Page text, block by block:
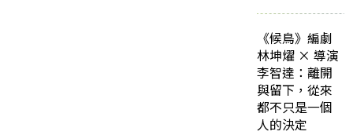
《候鳥》編劇
林坤燿 × 導演
李智達：離開
與留下，從來
都不只是一個
人的決定